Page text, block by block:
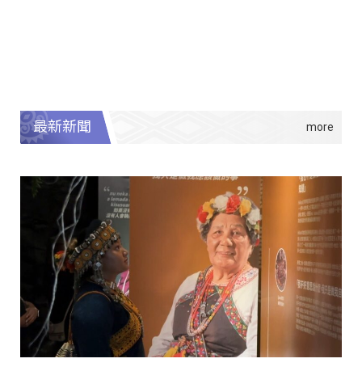
最新新聞